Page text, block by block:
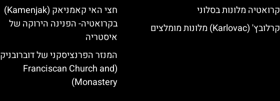
קרואטיה מלונות בסלוני
קרלובץ' (Karlovac) מלונות מומלצים
חצי האי קאמניאק (Kamenjak)
בקרואטיה- הפנינה הירוקה של
איסטריה
המנזר הפרנציסקני של דוברובניק
(Franciscan Church and
Monastery)